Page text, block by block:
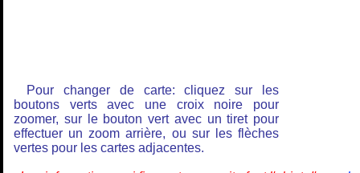
Pour changer de carte: cliquez sur les
boutons verts avec une croix noire pour
zoomer, sur le bouton vert avec un tiret pour
effectuer un zoom arrière, ou sur les flèches
vertes pour les cartes adjacentes.